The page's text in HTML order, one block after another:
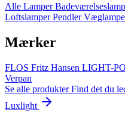
Alle Lamper
LoftslamperPendler
Mærker
FLOS Fritz Hansen LIGHT-
Verpan
Se alle produkterFind det du
Luxlight